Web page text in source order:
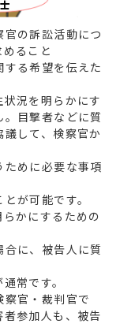
の訴訟活動につ
ること
る希望を伝えた
況を明らかにす
目撃者などに質
して、検察官か
めに必要な事項
が可能です。
かにするための
に、被告人に質
常です。
官・裁判官で
参加人も、被告